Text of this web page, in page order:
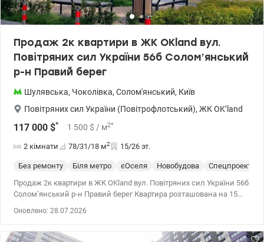
Продаж 2к квартири в ЖК OKland вул.
Повітряних сил України 56б Солом’янський
р-н Правий берег
Шулявська, Чоколівка, Солом'янський, Київ
Повітряних сил України (Повітрофлотський), ЖК OK’land
117 000 $* 1 500 $ / м2*
2 кімнати 78/31/18 м2 15/26 эт.
Без ремонту Біля метро єОселя Новобудова Спецпроект
Продаж 2к квартири в ЖК OKland вул. Повітряних сил України 56б
Солом’янський р-н Правий берег Квартира розташована на 15
Квартира складається з : 2 роздільні кімнати Велика кухня
каркасний будинок введений в експлуатацію в 2022 році.
Оновлено: 28.07.2026